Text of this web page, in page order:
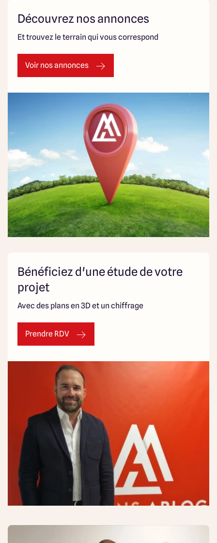
Découvrez nos annonces
Et trouvez le terrain qui vous correspond
Voir nos annonces
Bénéficiez d'une étude de votre
projet
Avec des plans en 3D et un chiffrage
Prendre RDV